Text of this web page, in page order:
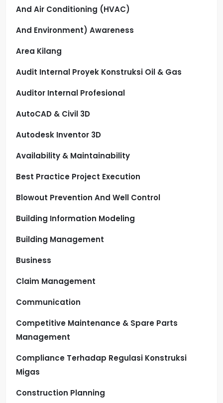
And Air Conditioning (HVAC)
And Environment) Awareness
Area Kilang
Audit Internal Proyek Konstruksi Oil & Gas
Auditor Internal Profesional
AutoCAD & Civil 3D
Autodesk Inventor 3D
Availability & Maintainability
Best Practice Project Execution
Blowout Prevention And Well Control
Building Information Modeling
Building Management
Business
Claim Management
Communication
Competitive Maintenance & Spare Parts
Management
Compliance Terhadap Regulasi Konstruksi
Migas
Construction Planning